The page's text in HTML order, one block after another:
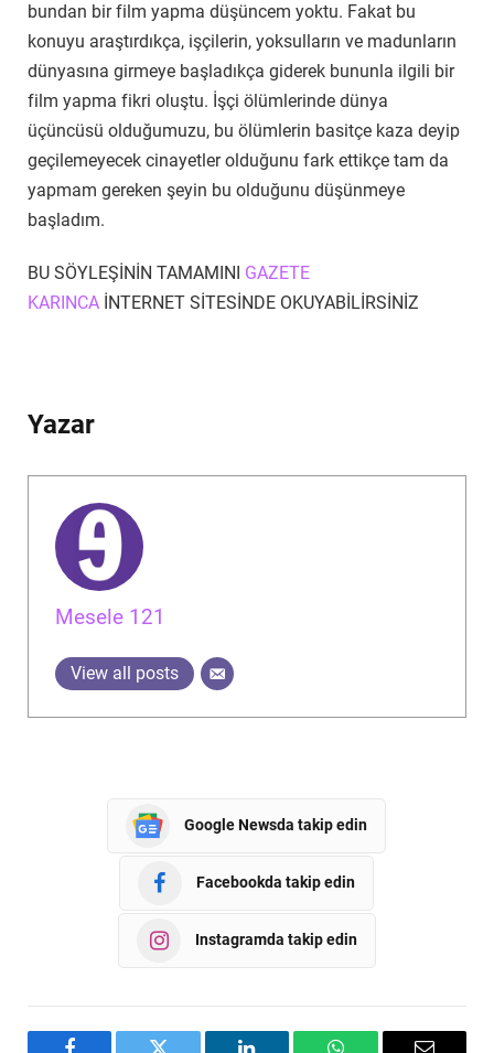
bundan bir film yapma düşüncem yoktu. Fakat bu
konuyu araştırdıkça, işçilerin, yoksulların ve madunların
dünyasına girmeye başladıkça giderek bununla ilgili bir
film yapma fikri oluştu. İşçi ölümlerinde dünya
üçüncüsü olduğumuzu, bu ölümlerin basitçe kaza deyip
geçilemeyecek cinayetler olduğunu fark ettikçe tam da
yapmam gereken şeyin bu olduğunu düşünmeye
başladım.
BU SÖYLEŞİNİN TAMAMINI GAZETE
KARINCA İNTERNET SİTESİNDE OKUYABİLİRSİNİZ
Yazar
Mesele 121
View all posts
Google Newsda takip edin
Facebookda takip edin
Instagramda takip edin